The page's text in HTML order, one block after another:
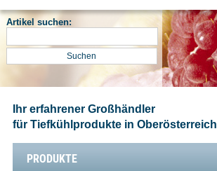
Artikel suchen:
Ihr erfahrener Großhändler
für Tiefkühlprodukte in Oberösterreich
PRODUKTE